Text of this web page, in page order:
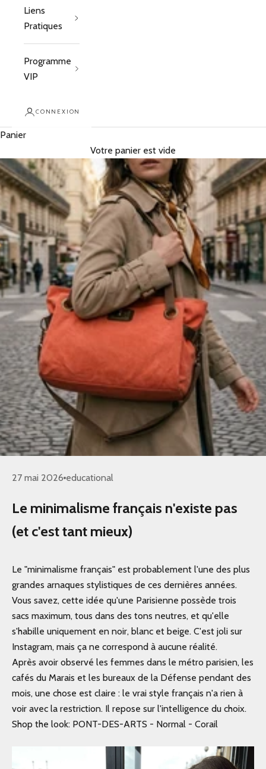
Liens
Pratiques
Programme
VIP
CONNEXION
Panier
Votre panier est vide
27 mai 2026 educational
Le minimalisme français n'existe pas
(et c'est tant mieux)
Le "minimalisme français" est probablement l'une des plus
grandes arnaques stylistiques de ces dernières années.
Vous savez, cette idée qu'une Parisienne possède trois
sacs maximum, tous dans des tons neutres, et qu'elle
s'habille uniquement en noir, blanc et beige. C'est joli sur
Instagram, mais ça ne correspond à aucune réalité.
Après avoir observé les femmes dans le métro parisien, les
cafés du Marais et les bureaux de la Défense pendant des
mois, une chose est claire : le vrai style français n'a rien à
voir avec la restriction. Il repose sur l'intelligence du choix.
Shop the look: PONT-DES-ARTS - Normal - Corail